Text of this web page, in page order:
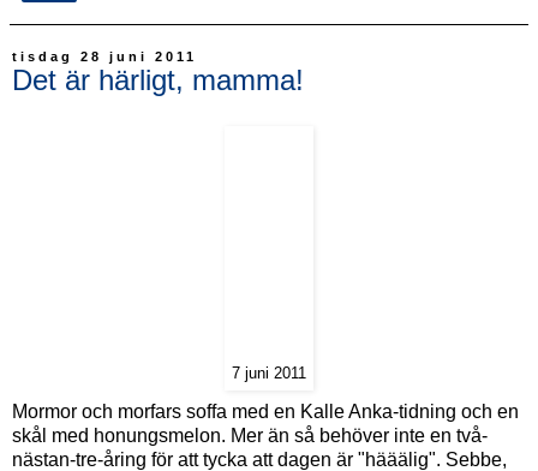
tisdag 28 juni 2011
Det är härligt, mamma!
7 juni 2011
Mormor och morfars soffa med en Kalle Anka-tidning och en
skål med honungsmelon. Mer än så behöver inte en två-
nästan-tre-åring för att tycka att dagen är "hääälig". Sebbe,